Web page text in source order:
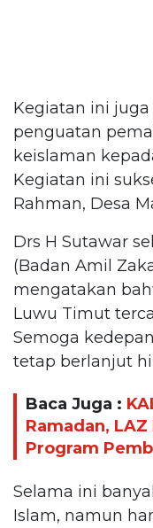
Kegiatan ini
penguatan
keislaman
Kegiatan ini
Rahman, Desa
Drs H Sutawar
(Badan Amil
mengatakan
Luwu Timut
Semoga
tetap berlanjut
Baca Juga :
Ramadan,
Program
Selama ini
Islam, namun